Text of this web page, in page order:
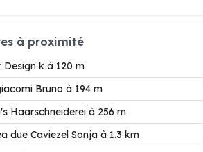
à proximité
k à 120 m
Bruno à 194 m
Haarschneiderei à 256 m
due Caviezel Sonja à 1.3 km